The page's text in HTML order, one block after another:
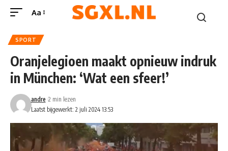
Aa
SPORT
Oranjelegioen maakt opnieuw indruk
in München: ‘Wat een sfeer!’
Laatst bijgewerkt: 2 juli 2024 13:53
andre 2 min lezen